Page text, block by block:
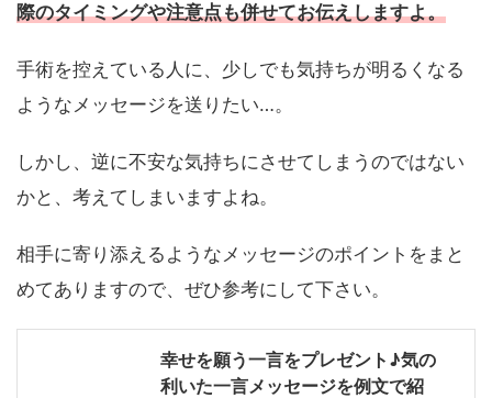
際のタイミングや注意点も併せてお伝えしますよ。
手術を控えている人に、少しでも気持ちが明るくなる
ようなメッセージを送りたい…。
しかし、逆に不安な気持ちにさせてしまうのではない
かと、考えてしまいますよね。
相手に寄り添えるようなメッセージのポイントをまと
めてありますので、ぜひ参考にして下さい。
幸せを願う一言をプレゼント♪気の
利いた一言メッセージを例文で紹